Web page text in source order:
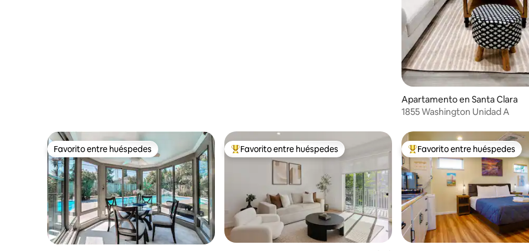
Apartamento en Santa Clara
1855 Washington Unidad A
Favorito entre huéspedes
Favorito entre huéspedes Favorito entre huéspedes preferido
Favorito entre huéspedes Favorito entre huéspedes
Favorito entre huéspedes